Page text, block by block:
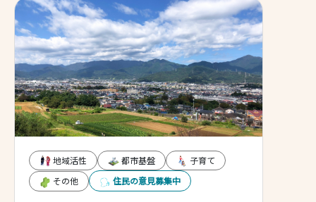
ます。そこをアピールしてみ
一方、まちの道並みはごちゃ
と無計画に区画整理されてお
り行き任せの開発で魅力的で
い⋯というのが現実ですね。
地域活性 都市基盤
子育て
その他
住民の意見募集中